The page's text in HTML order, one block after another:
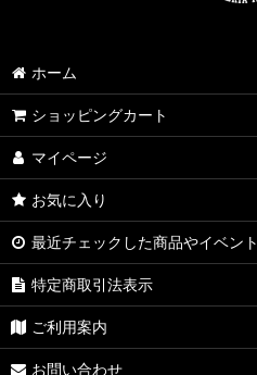
ホーム
ショッピングカート
マイページ
お気に入り
最近チェックした商品やイベント
特定商取引法表示
ご利用案内
お問い合わせ